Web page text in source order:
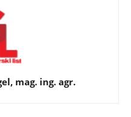
mag. ing. agr.